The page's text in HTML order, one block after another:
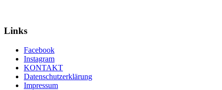
Links
Facebook
Instagram
KONTAKT
Datenschutzerklärung
Impressum